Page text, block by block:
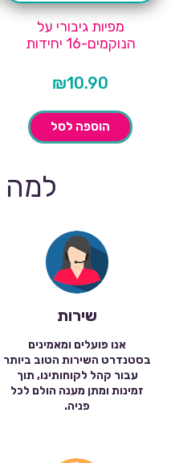
מפיות גיבורי על
הנוקמים-16 יחידות
₪10.90
הוספה לסל
למה
שירות
אנו פועלים ומאמינים
בסטנדרט השירות הטוב ביותר
עבור קהל לקוחותינו, תוך
זמינות ומתן מענה הולם לכל
פניה.